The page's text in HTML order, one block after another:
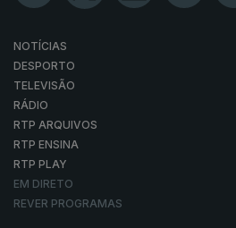
NOTÍCIAS
DESPORTO
TELEVISÃO
RÁDIO
RTP ARQUIVOS
RTP ENSINA
RTP PLAY
EM DIRETO
REVER PROGRAMAS